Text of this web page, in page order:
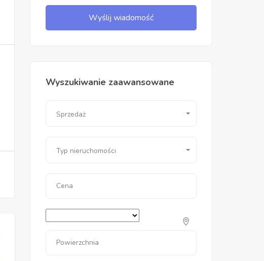
Wyślij wiadomość
Wyszukiwanie zaawansowane
Sprzedaż
Typ nieruchomości
Cena
Powierzchnia